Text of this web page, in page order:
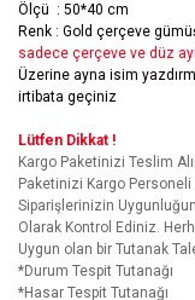
Ölçü : 50*40 cm
Renk : Gold çerçeve
sadece çerçeve ve düz
Üzerine ayna isim
irtibata geçiniz
Lütfen Dikkat !
Kargo Paketinizi Teslim
Paketinizi Kargo Personeli
Siparişlerinizin
Olarak Kontrol Ediniz.
Uygun olan bir Tutanak
*Durum Tespit Tutanağı
*Hasar Tespit Tutanağı